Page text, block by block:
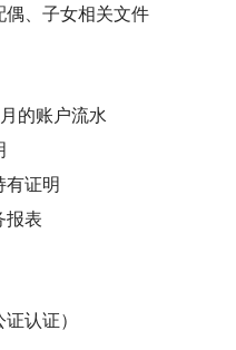
偶、子女相关文件
的账户流水
有证明
报表
认证）